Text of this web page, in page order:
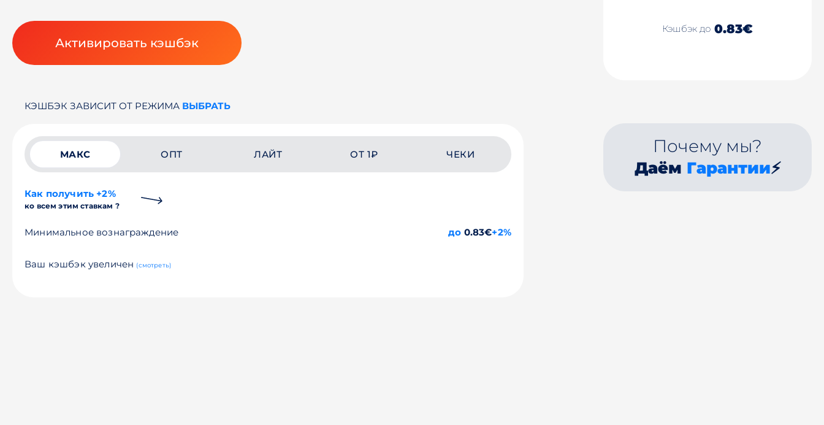
Активировать кэшбэк
Кэшбэк до 0.83€
КЭШБЭК ЗАВИСИТ ОТ РЕЖИМА ВЫБРАТЬ
МАКС ОПТ ЛАЙТ ОТ 1₽ ЧЕКИ
Как получить +2%
ко всем этим ставкам ?
Минимальное вознаграждение до 0.83€+2%
Ваш кэшбэк увеличен (смотреть)
Почему мы?
Даём Гарантии⚡